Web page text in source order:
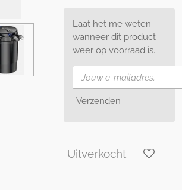
Laat het me weten
wanneer dit product
weer op voorraad is.
Verzenden
Uitverkocht